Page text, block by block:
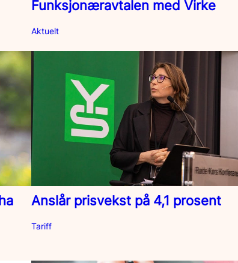
Funksjonæravtalen med Virke
Aktuelt
Anslår prisvekst på 4,1 prosent
Tariff